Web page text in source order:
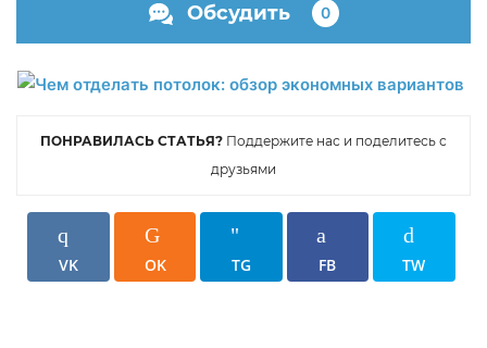
Обсудить 0
ПОНРАВИЛАСЬ СТАТЬЯ? Поддержите нас и поделитесь с
друзьями
VK OK TG FB TW